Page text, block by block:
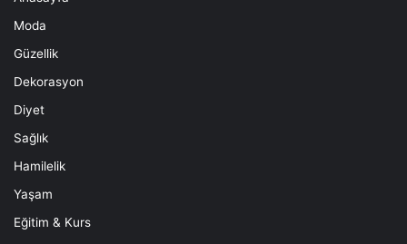
Moda
Güzellik
Dekorasyon
Diyet
Sağlık
Hamilelik
Yaşam
Eğitim & Kurs